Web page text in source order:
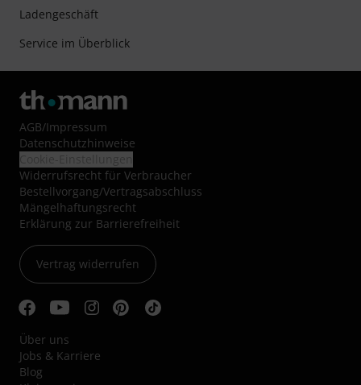
Ladengeschäft
Service im Überblick
AGB/Impressum
Datenschutzhinweise
Widerrufsrecht für Verbraucher
Bestellvorgang/Vertragsabschluss
Mängelhaftungsrecht
Erklärung zur Barrierefreiheit
Vertrag widerrufen
Über uns
Jobs & Karriere
Blog